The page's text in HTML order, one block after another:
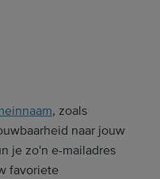
, zoals
naar jouw
je zo'n e-mailadres
favoriete